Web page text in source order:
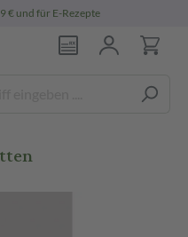
€ und für E-Rezepte